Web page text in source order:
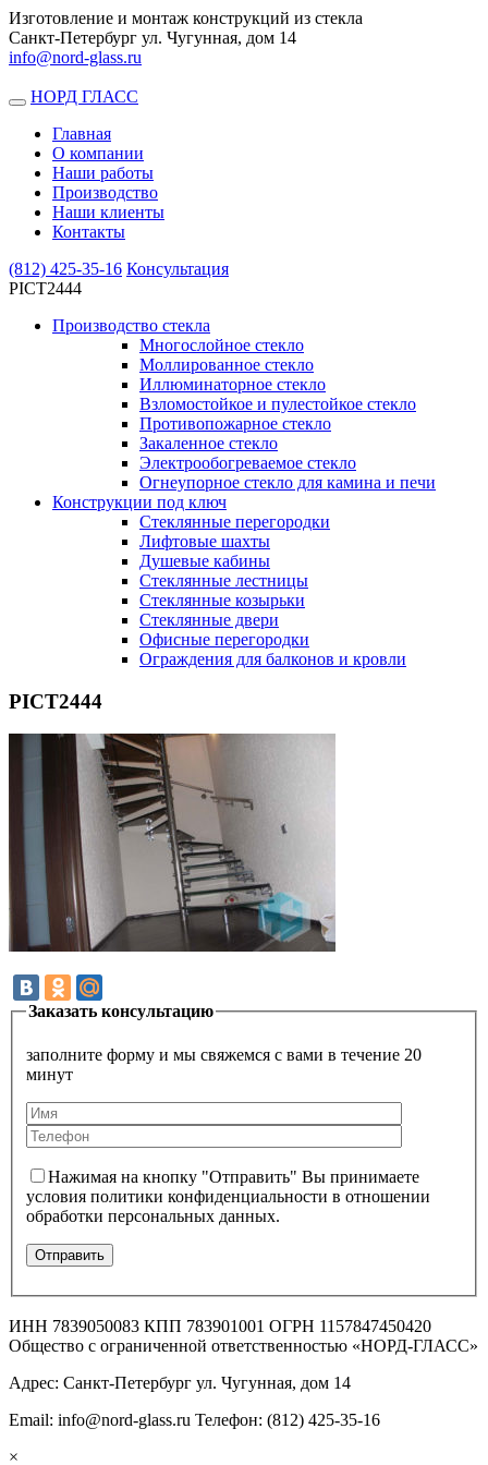
Изготовление и монтаж конструкций из стекла
Санкт-Петербург ул. Чугунная, дом 14
info@nord-glass.ru
Toggle
navigation
НОРД ГЛАСС
Главная
О компании
Наши работы
Производство
Наши клиенты
Контакты
(812) 425-35-16 Консультация
PICT2444
Производство стекла
Многослойное стекло
Моллированное стекло
Иллюминаторное стекло
Взломостойкое и пулестойкое стекло
Противопожарное стекло
Закаленное стекло
Электрообогреваемое стекло
Огнеупорное стекло для камина и печи
Конструкции под ключ
Стеклянные перегородки
Лифтовые шахты
Душевые кабины
Cтеклянные лестницы
Cтеклянные козырьки
Cтеклянные двери
Офисные перегородки
Ограждения для балконов и кровли
PICT2444
Заказать консультацию
заполните форму и мы свяжемся с вами в течение 20
минут
Нажимая на кнопку "Отправить" Вы принимаете
условия политики конфиденциальности в отношении
обработки персональных данных.
ИНН 7839050083 КПП 783901001 ОГРН 1157847450420
Общество с ограниченной ответственностью «НОРД-ГЛАСС»
Адрес: Санкт-Петербург ул. Чугунная, дом 14
Email: info@nord-glass.ru Телефон: (812) 425-35-16
×